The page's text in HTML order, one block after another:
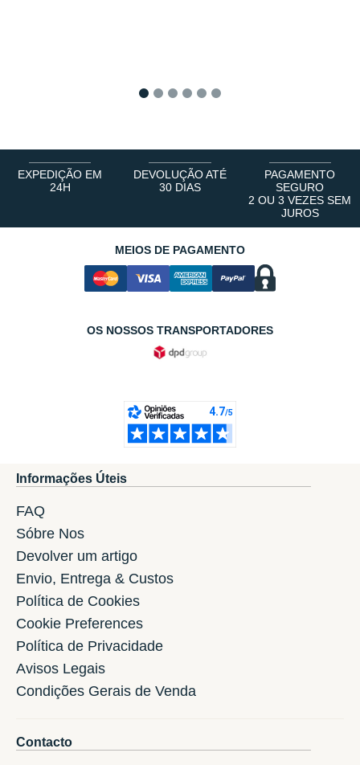
EXPEDIÇÃO EM
24H
DEVOLUÇÃO ATÉ
30 DIAS
PAGAMENTO
SEGURO
2 OU 3 VEZES SEM
JUROS
MEIOS DE PAGAMENTO
OS NOSSOS TRANSPORTADORES
Informações Úteis
FAQ
Sóbre Nos
Devolver um artigo
Envio, Entrega & Custos
Política de Cookies
Cookie Preferences
Política de Privacidade
Avisos Legais
Condições Gerais de Venda
Contacto